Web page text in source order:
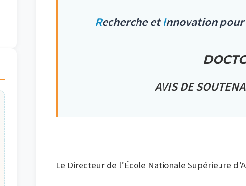
Recherche etInnovation
AVIS DE
Le Directeur de l’École Nationale Supérieure